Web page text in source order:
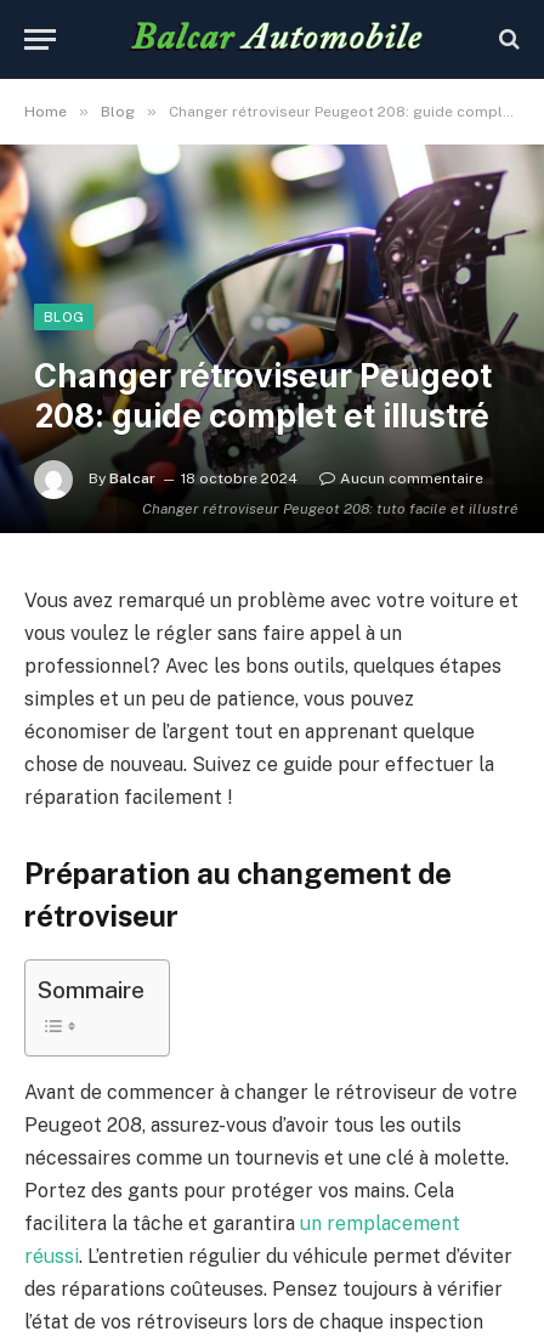
Home » Blog » Changer rétroviseur Peugeot 208: guide complet et illustré
Changer rétroviseur Peugeot 208: tuto facile et illustré
BLOG
Changer rétroviseur Peugeot
208: guide complet et illustré
By Balcar 18 octobre 2024 Aucun commentaire
Vous avez remarqué un problème avec votre voiture et
vous voulez le régler sans faire appel à un
professionnel? Avec les bons outils, quelques étapes
simples et un peu de patience, vous pouvez
économiser de l’argent tout en apprenant quelque
chose de nouveau. Suivez ce guide pour effectuer la
réparation facilement !
Préparation au changement de
rétroviseur
Sommaire
Avant de commencer à changer le rétroviseur de votre
Peugeot 208, assurez-vous d’avoir tous les outils
nécessaires comme un tournevis et une clé à molette.
Portez des gants pour protéger vos mains. Cela
facilitera la tâche et garantira un remplacement
réussi. L’entretien régulier du véhicule permet d’éviter
des réparations coûteuses. Pensez toujours à vérifier
l’état de vos rétroviseurs lors de chaque inspection